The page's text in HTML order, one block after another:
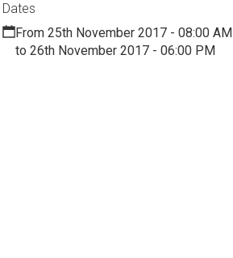
Dates
From 25th November 2017 - 08:00 AM
to 26th November 2017 - 06:00 PM